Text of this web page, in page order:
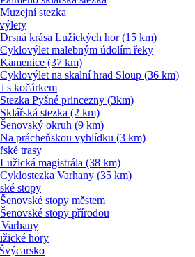
Muzejní stezka
Drsná krása Lužických hor (15 km)
Cyklovýlet malebným údolím řeky
Kamenice (37 km)
Cyklovýlet na skalní hrad Sloup (36 km)
s kočárkem
Stezka Pyšné princezny (3km)
Sklářská stezka (2 km)
Šenovský okruh (9 km)
Na prácheňskou vyhlídku (3 km)
trasy
Lužická magistrála (38 km)
Cyklostezka Varhany (35 km)
stopy
Šenovské stopy městem
Šenovské stopy přírodou
hory